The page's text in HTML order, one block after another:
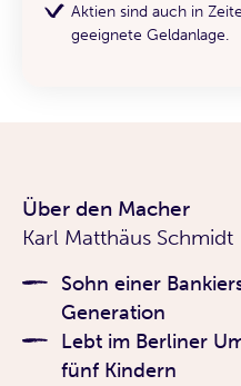
Aktien sind auch in
geeignete Geldanlage.
Über den Macher
Karl Matthäus Schmidt
Sohn einer
Generation
Lebt im Berliner
fünf Kindern